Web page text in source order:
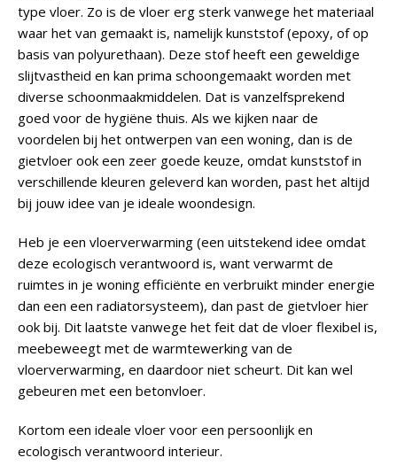
type vloer. Zo is de vloer erg sterk vanwege het materiaal
waar het van gemaakt is, namelijk kunststof (epoxy, of op
basis van polyurethaan). Deze stof heeft een geweldige
slijtvastheid en kan prima schoongemaakt worden met
diverse schoonmaakmiddelen. Dat is vanzelfsprekend
goed voor de hygiëne thuis. Als we kijken naar de
voordelen bij het ontwerpen van een woning, dan is de
gietvloer ook een zeer goede keuze, omdat kunststof in
verschillende kleuren geleverd kan worden, past het altijd
bij jouw idee van je ideale woondesign.
Heb je een vloerverwarming (een uitstekend idee omdat
deze ecologisch verantwoord is, want verwarmt de
ruimtes in je woning efficiënte en verbruikt minder energie
dan een een radiatorsysteem), dan past de gietvloer hier
ook bij. Dit laatste vanwege het feit dat de vloer flexibel is,
meebeweegt met de warmtewerking van de
vloerverwarming, en daardoor niet scheurt. Dit kan wel
gebeuren met een betonvloer.
Kortom een ideale vloer voor een persoonlijk en
ecologisch verantwoord interieur.